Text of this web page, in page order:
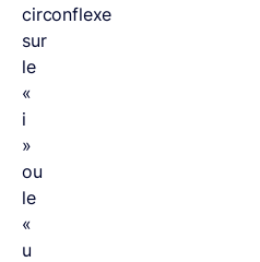
circonflexe
sur
le
«
i
»
ou
le
«
u